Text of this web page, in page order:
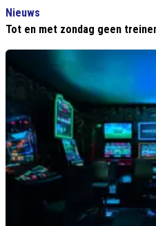
Nieuws
Tot en met zondag geen